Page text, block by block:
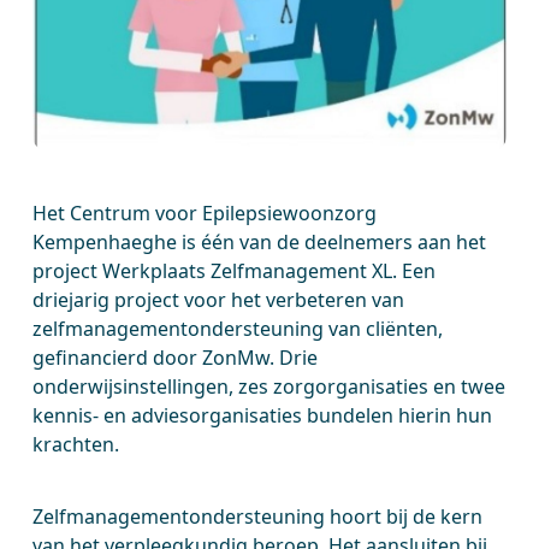
Het Centrum voor Epilepsiewoonzorg
Kempenhaeghe is één van de deelnemers aan het
project Werkplaats Zelfmanagement XL. Een
driejarig project voor het verbeteren van
zelfmanagementondersteuning van cliënten,
gefinancierd door ZonMw. Drie
onderwijsinstellingen, zes zorgorganisaties en twee
kennis- en adviesorganisaties bundelen hierin hun
krachten.
Zelfmanagementondersteuning hoort bij de kern